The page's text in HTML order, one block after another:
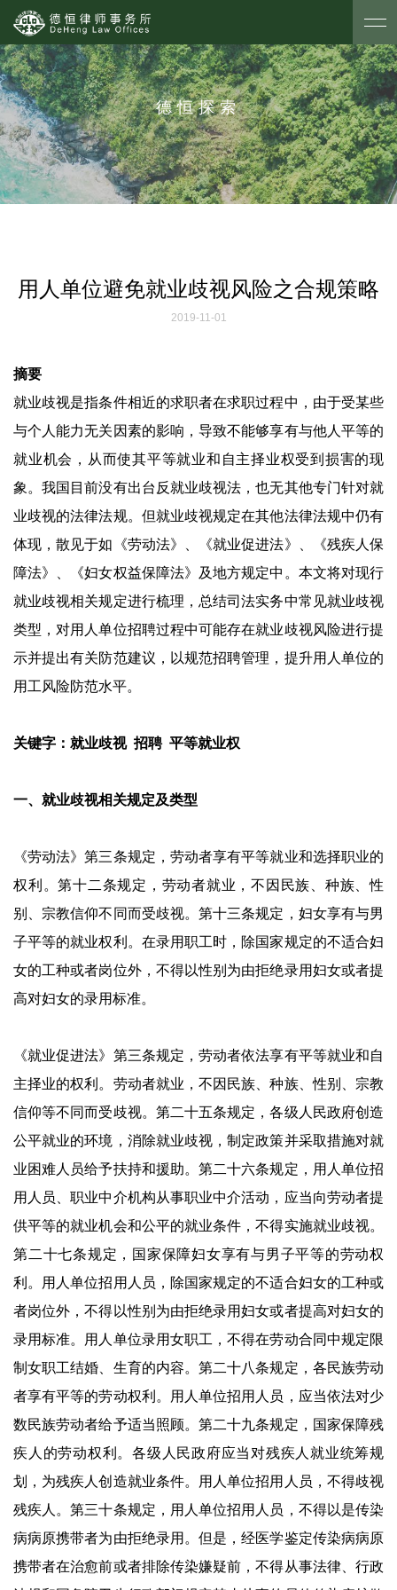
德恒探索
用人单位避免就业歧视风险之合规策略
2019-11-01
摘要
就业歧视是指条件相近的求职者在求职过程中，由于受某些
与个人能力无关因素的影响，导致不能够享有与他人平等的
就业机会，从而使其平等就业和自主择业权受到损害的现
象。我国目前没有出台反就业歧视法，也无其他专门针对就
业歧视的法律法规。但就业歧视规定在其他法律法规中仍有
体现，散见于如《劳动法》、《就业促进法》、《残疾人保
障法》、《妇女权益保障法》及地方规定中。本文将对现行
就业歧视相关规定进行梳理，总结司法实务中常见就业歧视
类型，对用人单位招聘过程中可能存在就业歧视风险进行提
示并提出有关防范建议，以规范招聘管理，提升用人单位的
用工风险防范水平。
关键字：就业歧视 招聘 平等就业权
一、就业歧视相关规定及类型
《劳动法》第三条规定，劳动者享有平等就业和选择职业的
权利。第十二条规定，劳动者就业，不因民族、种族、性
别、宗教信仰不同而受歧视。第十三条规定，妇女享有与男
子平等的就业权利。在录用职工时，除国家规定的不适合妇
女的工种或者岗位外，不得以性别为由拒绝录用妇女或者提
高对妇女的录用标准。
《就业促进法》第三条规定，劳动者依法享有平等就业和自
主择业的权利。劳动者就业，不因民族、种族、性别、宗教
信仰等不同而受歧视。第二十五条规定，各级人民政府创造
公平就业的环境，消除就业歧视，制定政策并采取措施对就
业困难人员给予扶持和援助。第二十六条规定，用人单位招
用人员、职业中介机构从事职业中介活动，应当向劳动者提
供平等的就业机会和公平的就业条件，不得实施就业歧视。
第二十七条规定，国家保障妇女享有与男子平等的劳动权
利。用人单位招用人员，除国家规定的不适合妇女的工种或
者岗位外，不得以性别为由拒绝录用妇女或者提高对妇女的
录用标准。用人单位录用女职工，不得在劳动合同中规定限
制女职工结婚、生育的内容。第二十八条规定，各民族劳动
者享有平等的劳动权利。用人单位招用人员，应当依法对少
数民族劳动者给予适当照顾。第二十九条规定，国家保障残
疾人的劳动权利。各级人民政府应当对残疾人就业统筹规
划，为残疾人创造就业条件。用人单位招用人员，不得歧视
残疾人。第三十条规定，用人单位招用人员，不得以是传染
病病原携带者为由拒绝录用。但是，经医学鉴定传染病病原
携带者在治愈前或者排除传染嫌疑前，不得从事法律、行政